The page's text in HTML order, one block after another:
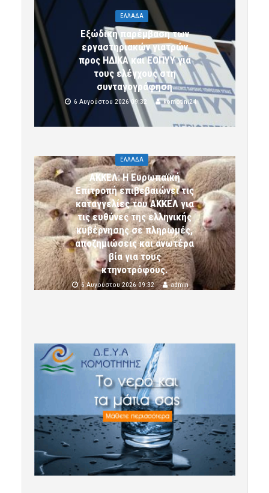
ΕΛΛΑΔΑ
Εξώδικη παρέμβαση των
εργαστηριακών γιατρών
προς ΗΔΙΚΑ και ΕΟΠΥΥ για
τους ελέγχους στη
συνταγογράφηση
6 Αυγούστου 2026 09:32 komotini24
ΕΛΛΑΔΑ
ΑΚΚΕΛ: Η Ευρωπαϊκή
Επιτροπή επιβεβαιώνει τις
καταγγελίες του ΑΚΚΕΛ για
τις ευθύνες της ελληνικής
κυβέρνησης σε πληρωμές,
αποζημιώσεις και ανωτέρα
βία για τους
κτηνοτρόφους.
6 Αυγούστου 2026 09:32 admin